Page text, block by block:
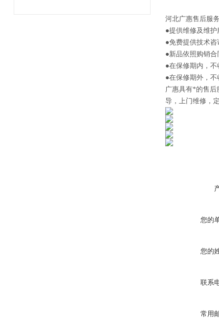
河北广惠售后服
●提供维修及维
●免费提供技术咨
●新品依照购销
●在保修期内，
●在保修期外，
广惠具有*的售后
导，上门维修，
您的
您的
联系
常用